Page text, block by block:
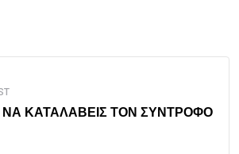
ΝΑ ΚΑΤΑΛΑΒΕΙΣ ΤΟΝ ΣΥΝΤΡΟΦΟ